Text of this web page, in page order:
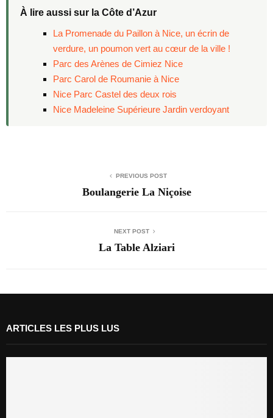
À lire aussi sur la Côte d’Azur
La Promenade du Paillon à Nice, un écrin de
verdure, un poumon vert au cœur de la ville !
Parc des Arènes de Cimiez Nice
Parc Carol de Roumanie à Nice
Nice Parc Castel des deux rois
Nice Madeleine Supérieure Jardin verdoyant
PREVIOUS POST
Boulangerie La Niçoise
NEXT POST
La Table Alziari
ARTICLES LES PLUS LUS